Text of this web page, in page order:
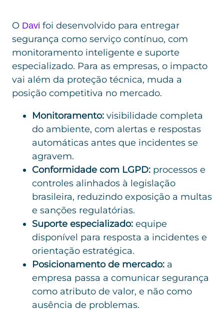
O Davi foi desenvolvido para entregar
segurança como serviço contínuo, com
monitoramento inteligente e suporte
especializado. Para as empresas, o impacto
vai além da proteção técnica, muda a
posição competitiva no mercado.
Monitoramento: visibilidade completa
do ambiente, com alertas e respostas
automáticas antes que incidentes se
agravem.
Conformidade com LGPD: processos e
controles alinhados à legislação
brasileira, reduzindo exposição a multas
e sanções regulatórias.
Suporte especializado: equipe
disponível para resposta a incidentes e
orientação estratégica.
Posicionamento de mercado: a
empresa passa a comunicar segurança
como atributo de valor, e não como
ausência de problemas.